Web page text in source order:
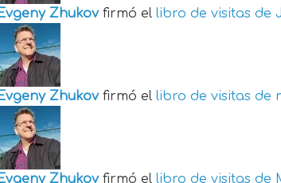
Zhukov firmó el libro de visitas de
Zhukov firmó el libro de visitas de
Zhukov firmó el libro de visitas de